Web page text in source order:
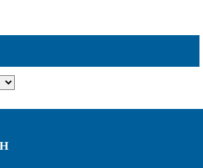
bật của ống ruột gà lõi thép bọc